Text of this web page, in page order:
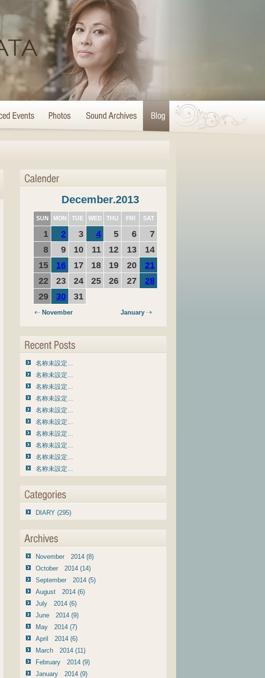
December.2013
SUN MON TUE WED THU FRI SAT
1 2 3 4 5 6
7
8
9 10 11 12 13
14
15
16 17 18 19 20
21
22
23 24 25 26 27
28
29
30 31
November January
名称未設定...
名称未設定...
名称未設定...
名称未設定...
名称未設定...
名称未設定...
名称未設定...
名称未設定...
名称未設定...
名称未設定...
DIARY (295)
November 2014 (8)
October 2014 (14)
September 2014 (5)
August 2014 (6)
July 2014 (6)
June 2014 (9)
May 2014 (7)
April 2014 (6)
March 2014 (11)
February 2014 (9)
January 2014 (9)